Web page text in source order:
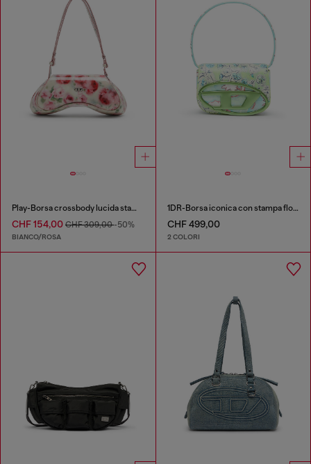
Play-Borsa crossbody lucida stampata
CHF 154,00 CHF 309,00-50%
BIANCO/ROSA
1DR-Borsa iconica con stampa floreale
CHF 499,00
2 COLORI